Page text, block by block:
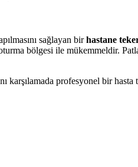
sağlayan birhastane
bölgesi ile mükemmeldir.
karşılamada profesyonel bir